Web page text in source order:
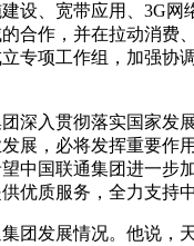
设、宽带应用、3G网
合作，并在拉动消费
专项工作组，加强协
入贯彻落实国家发
展，必将发挥重要作
中国联通集团进一步
优质服务，全力支持
发展情况。他说，